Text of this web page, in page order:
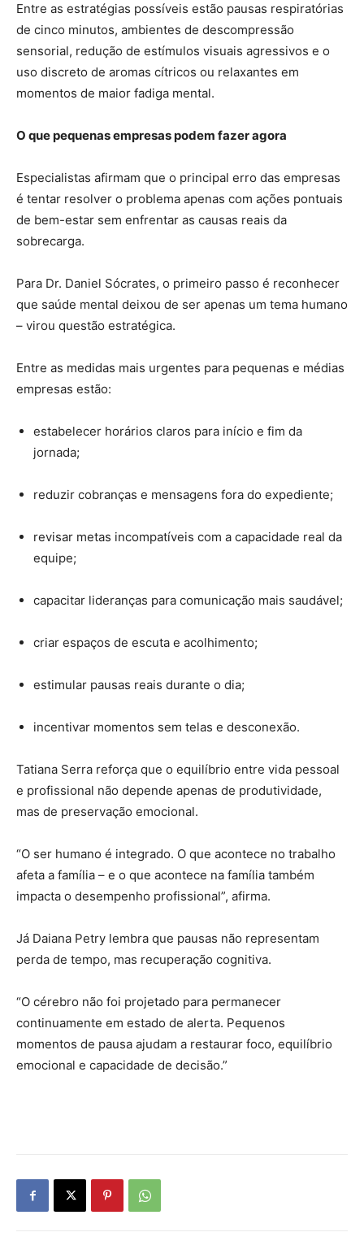
Entre as estratégias possíveis estão pausas respiratórias
de cinco minutos, ambientes de descompressão
sensorial, redução de estímulos visuais agressivos e o
uso discreto de aromas cítricos ou relaxantes em
momentos de maior fadiga mental.
O que pequenas empresas podem fazer agora
Especialistas afirmam que o principal erro das empresas
é tentar resolver o problema apenas com ações pontuais
de bem-estar sem enfrentar as causas reais da
sobrecarga.
Para Dr. Daniel Sócrates, o primeiro passo é reconhecer
que saúde mental deixou de ser apenas um tema humano
– virou questão estratégica.
Entre as medidas mais urgentes para pequenas e médias
empresas estão:
estabelecer horários claros para início e fim da
jornada;
reduzir cobranças e mensagens fora do expediente;
revisar metas incompatíveis com a capacidade real da
equipe;
capacitar lideranças para comunicação mais saudável;
criar espaços de escuta e acolhimento;
estimular pausas reais durante o dia;
incentivar momentos sem telas e desconexão.
Tatiana Serra reforça que o equilíbrio entre vida pessoal
e profissional não depende apenas de produtividade,
mas de preservação emocional.
“O ser humano é integrado. O que acontece no trabalho
afeta a família – e o que acontece na família também
impacta o desempenho profissional”, afirma.
Já Daiana Petry lembra que pausas não representam
perda de tempo, mas recuperação cognitiva.
“O cérebro não foi projetado para permanecer
continuamente em estado de alerta. Pequenos
momentos de pausa ajudam a restaurar foco, equilíbrio
emocional e capacidade de decisão.”